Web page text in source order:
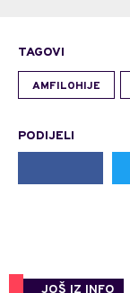
TAGOVI
AMFILOHIJE
PODIJELI
JOŠ IZ INFO